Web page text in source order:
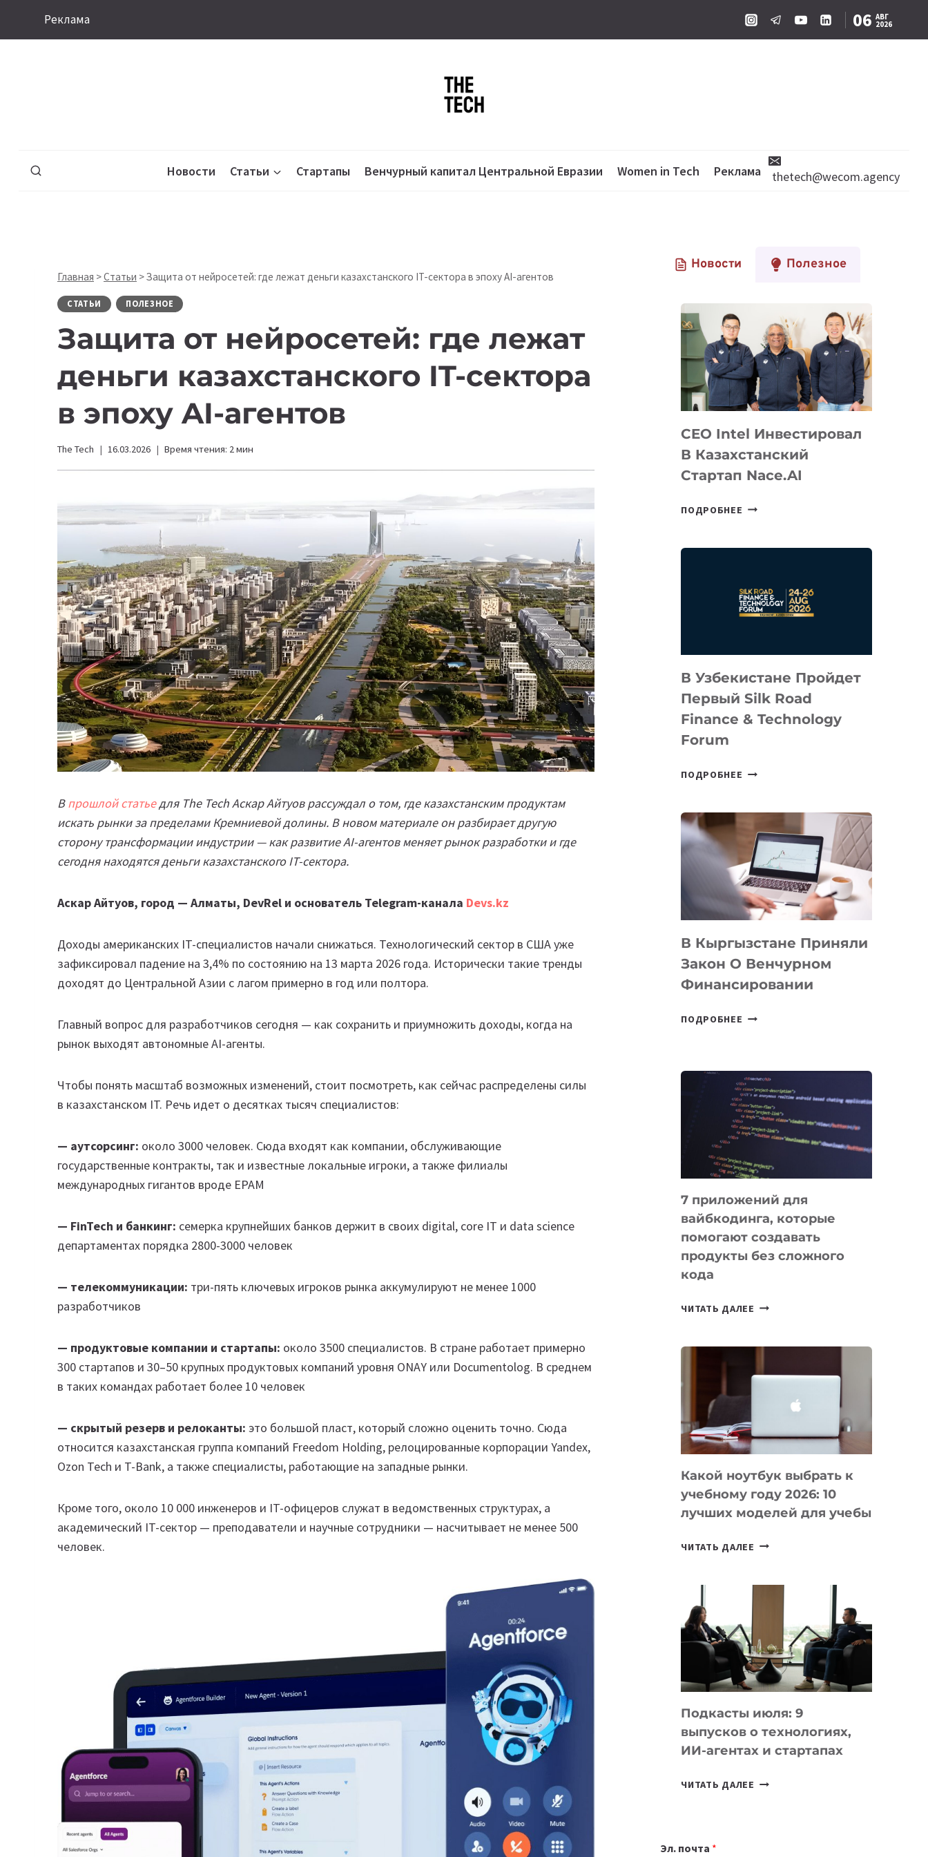
Реклама 06 АВГ
2026
Новости Статьи Стартапы Венчурный капитал Центральной Евразии Women in Tech Реклама thetech@wecom.agency
Главная >Статьи >Защита от нейросетей: где лежат деньги казахстанского IT-сектора в эпоху AI-агентов
СТАТЬИ ПОЛЕЗНОЕ
Защита от нейросетей: где лежат
деньги казахстанского IT-сектора
в эпоху AI-агентов
The Tech 16.03.2026 Время чтения: 2мин
Впрошлой статьедля The Tech Аскар Айтуов рассуждал о том, где казахстанским продуктам
искать рынки за пределами Кремниевой долины. В новом материале он разбирает другую
сторону трансформации индустрии — как развитие AI-агентов меняет рынок разработки и где
сегодня находятся деньги казахстанского IT-сектора.
Аскар Айтуов, город — Алматы, DevRel и основатель Telegram-канала Devs.kz
Доходы американских IT-специалистов начали снижаться. Технологический сектор в США уже
зафиксировал падение на 3,4% по состоянию на 13 марта 2026 года. Исторически такие тренды
доходят до Центральной Азии с лагом примерно в год или полтора.
Главный вопрос для разработчиков сегодня — как сохранить и приумножить доходы, когда на
рынок выходят автономные AI-агенты.
Чтобы понять масштаб возможных изменений, стоит посмотреть, как сейчас распределены силы
в казахстанском IT. Речь идет о десятках тысяч специалистов:
— аутсорсинг: около 3000 человек. Сюда входят как компании, обслуживающие
государственные контракты, так и известные локальные игроки, а также филиалы
международных гигантов вроде EPAM
— FinTech и банкинг: семерка крупнейших банков держит в своих digital, core IT и data science
департаментах порядка 2800-3000 человек
— телекоммуникации: три-пять ключевых игроков рынка аккумулируют не менее 1000
разработчиков
— продуктовые компании и стартапы: около 3500 специалистов. В стране работает примерно
300 стартапов и 30–50 крупных продуктовых компаний уровня ONAY или Documentolog. В среднем
в таких командах работает более 10 человек
— скрытый резерв и релоканты: это большой пласт, который сложно оценить точно. Сюда
относится казахстанская группа компаний Freedom Holding, релоцированные корпорации Yandex,
Ozon Tech и T-Bank, а также специалисты, работающие на западные рынки.
Кроме того, около 10 000 инженеров и IT-офицеров служат в ведомственных структурах, а
академический IT-сектор — преподаватели и научные сотрудники — насчитывает не менее 500
человек.
Новости Полезное
CEO Intel Инвестировал
В Казахстанский
Стартап Nace.AI
ПОДРОБНЕЕ CEO
СТАРТАП
NACE.AI
В Узбекистане Пройдет
Первый Silk Road
Finance & Technology
Forum
ПОДРОБНЕЕ
SILK
ROAD
FINANCE
&
TECHNOLOGY
В Кыргызстане Приняли
Закон О Венчурном
Финансировании
ПОДРОБНЕЕ
О
ВЕНЧУРНОМ
ФИНАНСИРОВАНИИ
7 приложений для
вайбкодинга, которые
помогают создавать
продукты без сложного
кода
ЧИТАТЬ ДАЛЕЕ 7
КОТОРЫЕ
СОЗДАВАТЬ
БЕЗ
КОДА
Какой ноутбук выбрать к
учебному году 2026: 10
лучших моделей для учебы
ЧИТАТЬ ДАЛЕЕ КАКОЙ
2026:
10
ЛУЧШИХ
ДЛЯ
УЧЕБЫ
Подкасты июля: 9
выпусков о технологиях,
ИИ-агентах и стартапах
ЧИТАТЬ ДАЛЕЕ ПОДКАСТЫ
Эл. почта *